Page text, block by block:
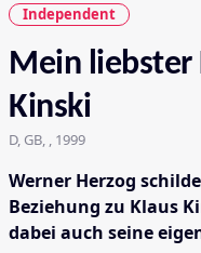
Independent
Mein liebster
Kinski
D, GB, , 1999
Werner Herzog
Beziehung zu Klaus
dabei auch seine